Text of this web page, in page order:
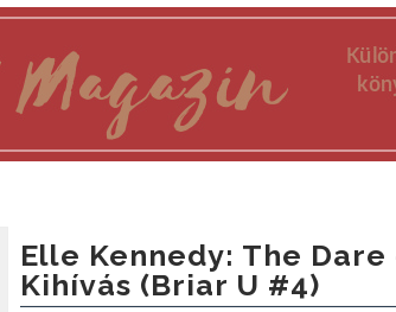
Elle Kennedy: The Dare
Kihívás (Briar U #4)